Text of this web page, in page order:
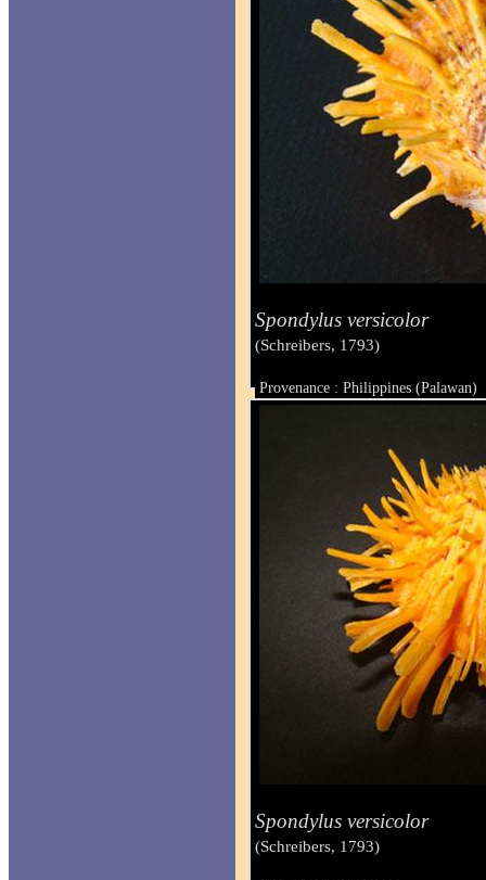
Spondylus versicolor
(Schreibers, 1793)
Provenance : Philippines (Palawan)
Taille : 67.9 x 75 mm
Spondylus versicolor
(Schreibers, 1793)